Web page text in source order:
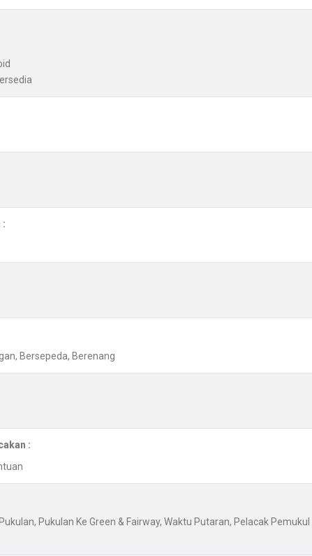
:
Bersepeda, Berenang
:
Pukulan Ke Green & Fairway, Waktu Putaran, Pelacak Pemukul